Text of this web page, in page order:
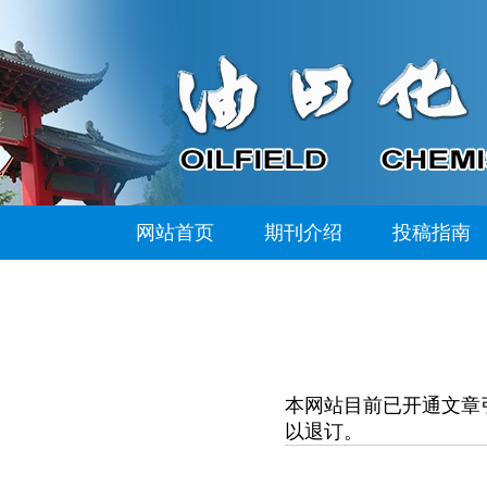
网站首页 期刊介绍 投稿指南
本网站目前已开通文
以退订。